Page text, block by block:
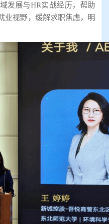
发展与HR实战经历，帮助
业视野，缓解求职焦虑，明